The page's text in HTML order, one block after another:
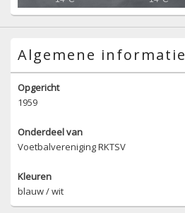
Algemene informatie
Opgericht
1959
Onderdeel van
Voetbalvereniging RKTSV
Kleuren
blauw / wit